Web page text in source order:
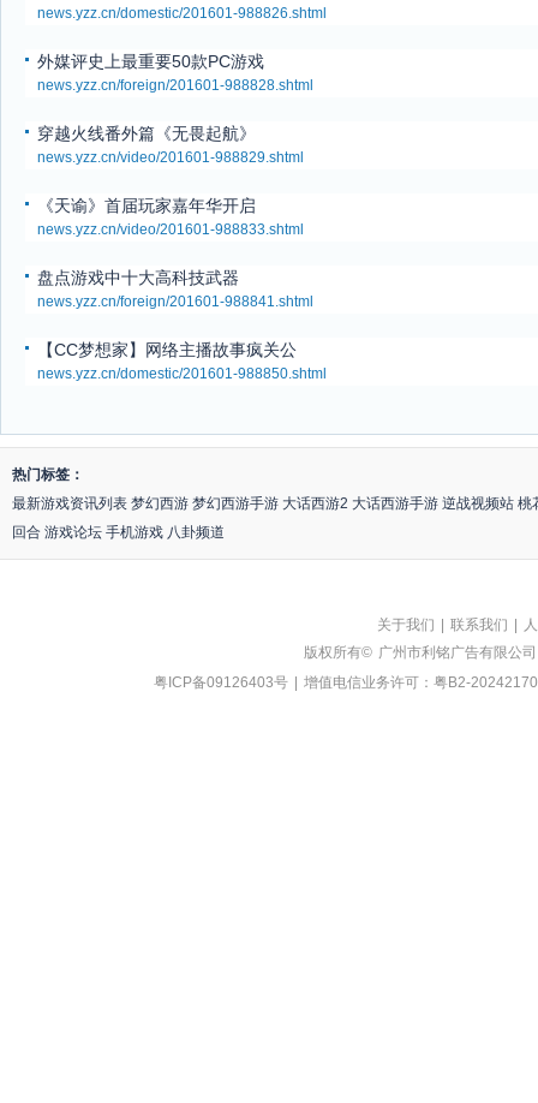
news.yzz.cn/domestic/201601-988826.shtml
外媒评史上最重要50款PC游戏
news.yzz.cn/foreign/201601-988828.shtml
穿越火线番外篇《无畏起航》
news.yzz.cn/video/201601-988829.shtml
《天谕》首届玩家嘉年华开启
news.yzz.cn/video/201601-988833.shtml
盘点游戏中十大高科技武器
news.yzz.cn/foreign/201601-988841.shtml
【CC梦想家】网络主播故事疯关公
news.yzz.cn/domestic/201601-988850.shtml
热门标签：
最新游戏资讯列表 梦幻西游 梦幻西游手游 大话西游2 大话西游手游 逆战视频站 桃
回合 游戏论坛 手机游戏 八卦频道
关于我们 联系我们
版权所有© 广州市利铭广告有限公司
粤ICP备09126403号
增值电信业务许可：粤B2-20242170